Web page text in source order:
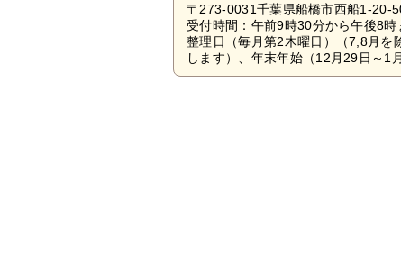
〒273-0031千葉県船橋市西船1-20-
受付時間：午前9時30分から午後8
整理日（毎月第2木曜日）（7,8月
します）、年末年始（12月29日～1